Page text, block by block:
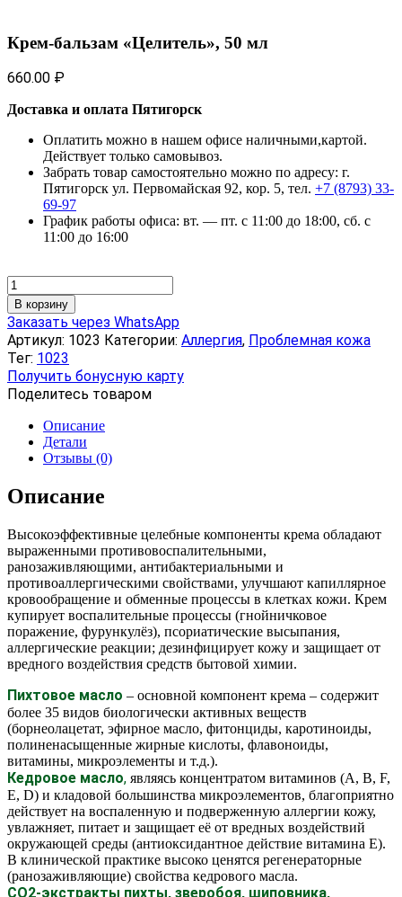
Крем-бальзам «Целитель», 50 мл
660.00 ₽
Доставка и оплата Пятигорск
Оплатить можно в нашем офисе наличными,картой.
Действует только самовывоз.
Забрать товар самостоятельно можно по адресу: г.
Пятигорск ул. Первомайская 92, кор. 5, тел. +7 (8793) 33-
69-97
График работы офиса: вт. — пт. с 11:00 до 18:00, сб. с
11:00 до 16:00
Количество
товара
Крем-
бальзам
«Целитель»,
50
мл
В корзину
Заказать через WhatsApp
Артикул: 1023 Категории: Аллергия, Проблемная кожа
Тег: 1023
Получить бонусную карту
Поделитесь товаром
Описание
Детали
Отзывы (0)
Описание
Высокоэффективные целебные компоненты крема обладают
выраженными противовоспалительными,
ранозаживляющими, антибактериальными и
противоаллергическими свойствами, улучшают капиллярное
кровообращение и обменные процессы в клетках кожи. Крем
купирует воспалительные процессы (гнойничковое
поражение, фурункулёз), псориатические высыпания,
аллергические реакции; дезинфицирует кожу и защищает от
вредного воздействия средств бытовой химии.
Пихтовое масло – основной компонент крема – содержит
более 35 видов биологически активных веществ
(борнеолацетат, эфирное масло, фитонциды, каротиноиды,
полиненасыщенные жирные кислоты, флавоноиды,
витамины, микроэлементы и т.д.).
Кедровое масло, являясь концентратом витаминов (А, В, F,
E, D) и кладовой большинства микроэлементов, благоприятно
действует на воспаленную и подверженную аллергии кожу,
увлажняет, питает и защищает её от вредных воздействий
окружающей среды (антиоксидантное действие витамина Е).
В клинической практике высоко ценятся регенераторные
(ранозаживляющие) свойства кедрового масла.
СО2-экстракты пихты, зверобоя, шиповника,